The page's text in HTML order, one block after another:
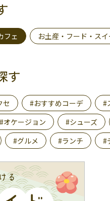
フェ お土産・フード・ス
す
セ #おすすめコーデ #
#オケージョン #シューズ
#グルメ #ランチ #